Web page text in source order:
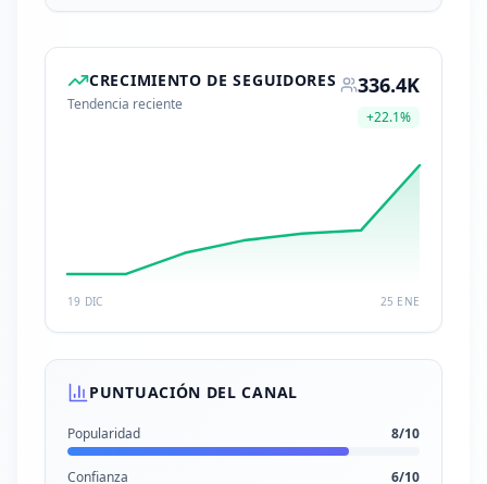
CRECIMIENTO DE SEGUIDORES
Tendencia reciente
336.4K
+22.1%
19 DIC 25 ENE
PUNTUACIÓN DEL CANAL
Popularidad 8/10
Confianza 6/10